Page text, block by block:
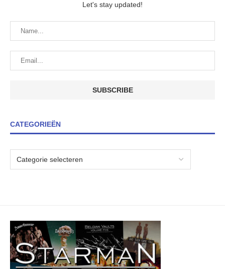
Let's stay updated!
CATEGORIEËN